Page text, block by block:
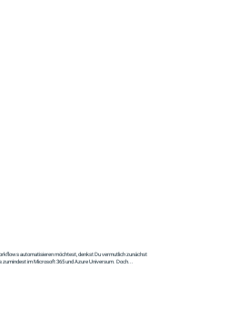
automatisieren möchtest, denkst Du vermutlich zunächst
im Microsoft 365 und Azure Universum. Doch...